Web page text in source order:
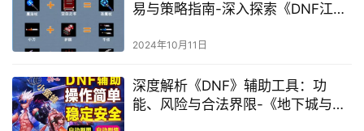
易与策略指南-深入探索《DNF江山
2024年10月11日
深度解析《DNF》辅助工具：功
能、风险与合法界限-《地下城与勇